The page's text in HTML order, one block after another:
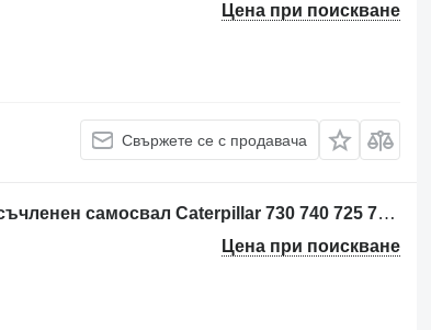
Цена при поискване
Свържете се с продавача
Блок за управление Caterpillar 2851133 за съчленен самосвал Caterpillar 730 740 725 735 D3K D4K D5K D6K 12M 14M 16M D5N D6N D5R D8T D6K2 740B 735B 320C 730C 740C 321C 312C 953C 963C 973C 315C 725C 735C 345C 745C 365C 385C 318C 319C 320D 330D 321D 312D 323D 953D 963D 973D 324D 325D 345D 328D 319D 621G 623G 950H 980H 990H 621H 962H 972H 623H 824H 834H 844H 966H 938H 988H 621K 623K 120M 140M 160M D10T D11T 730C2 D7RII 980GII 962GII 972GII 966GII 938GII D6RIII AP1000D
Цена при поискване